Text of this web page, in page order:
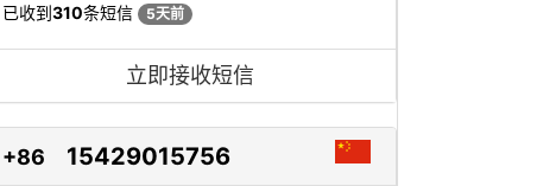
已收到310条短信 5天前
立即接收短信
+86 15429015756